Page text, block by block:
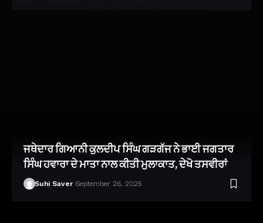
ਜਥੇਦਾਰ ਗਿਆਨੀ ਕੁਲਦੀਪ ਸਿੰਘ ਗੜਗੱਜ ਨੇ ਭਾਈ ਜਗਤਾਰ
ਸਿੰਘ ਹਵਾਰਾ ਦੇ ਮਾਤਾ ਨਾਲ ਕੀਤੀ ਮੁਲਾਕਾਤ, ਦੇਖੋ ਤਸਵੀਰਾਂ
Suhi Saver September 26, 2025